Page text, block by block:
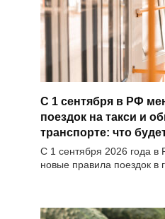
С 1 сентября в РФ
поездок на такси и
транспорте: что
С 1 сентября 2026 года в
новые правила поездок в